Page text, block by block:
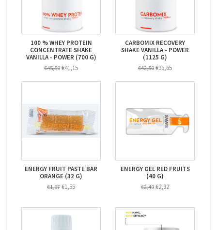
100 % WHEY PROTEIN
CONCENTRATE SHAKE
VANILLA - POWER (700 G)
€45,50 €41,15
CARBOMIX RECOVERY
SHAKE VANILLA - POWER
(1125 G)
€42,50 €36,65
ENERGY FRUIT PASTE BAR
ORANGE (32 G)
€1,67 €1,55
ENERGY GEL RED FRUITS
(40 G)
€2,49 €2,32